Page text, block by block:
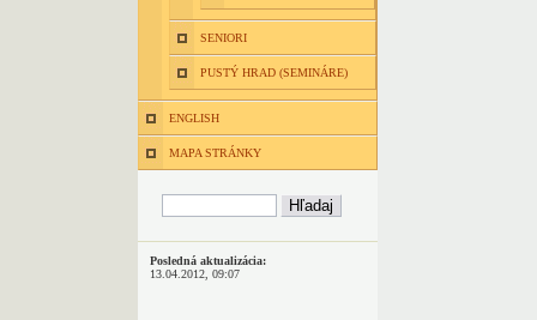
SENIORI
PUSTÝ HRAD (SEMINÁRE)
ENGLISH
MAPA STRÁNKY
Posledná aktualizácia:
13.04.2012, 09:07